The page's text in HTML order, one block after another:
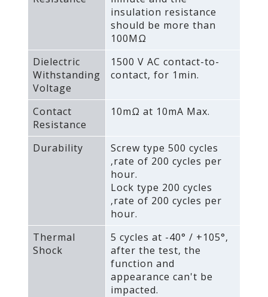
insulation resistance
should be more than
100MΩ
Dielectric
Withstanding
Voltage
1500 V AC contact-to-
contact‚ for 1min.
Contact
Resistance
10mΩ at 10mA Max.
Durability
Screw type 500 cycles
‚rate of 200 cycles per
hour.
Lock type 200 cycles
‚rate of 200 cycles per
hour.
Thermal
Shock
5 cycles at -40° / +105°‚
after the test‚ the
function and
appearance can't be
impacted.